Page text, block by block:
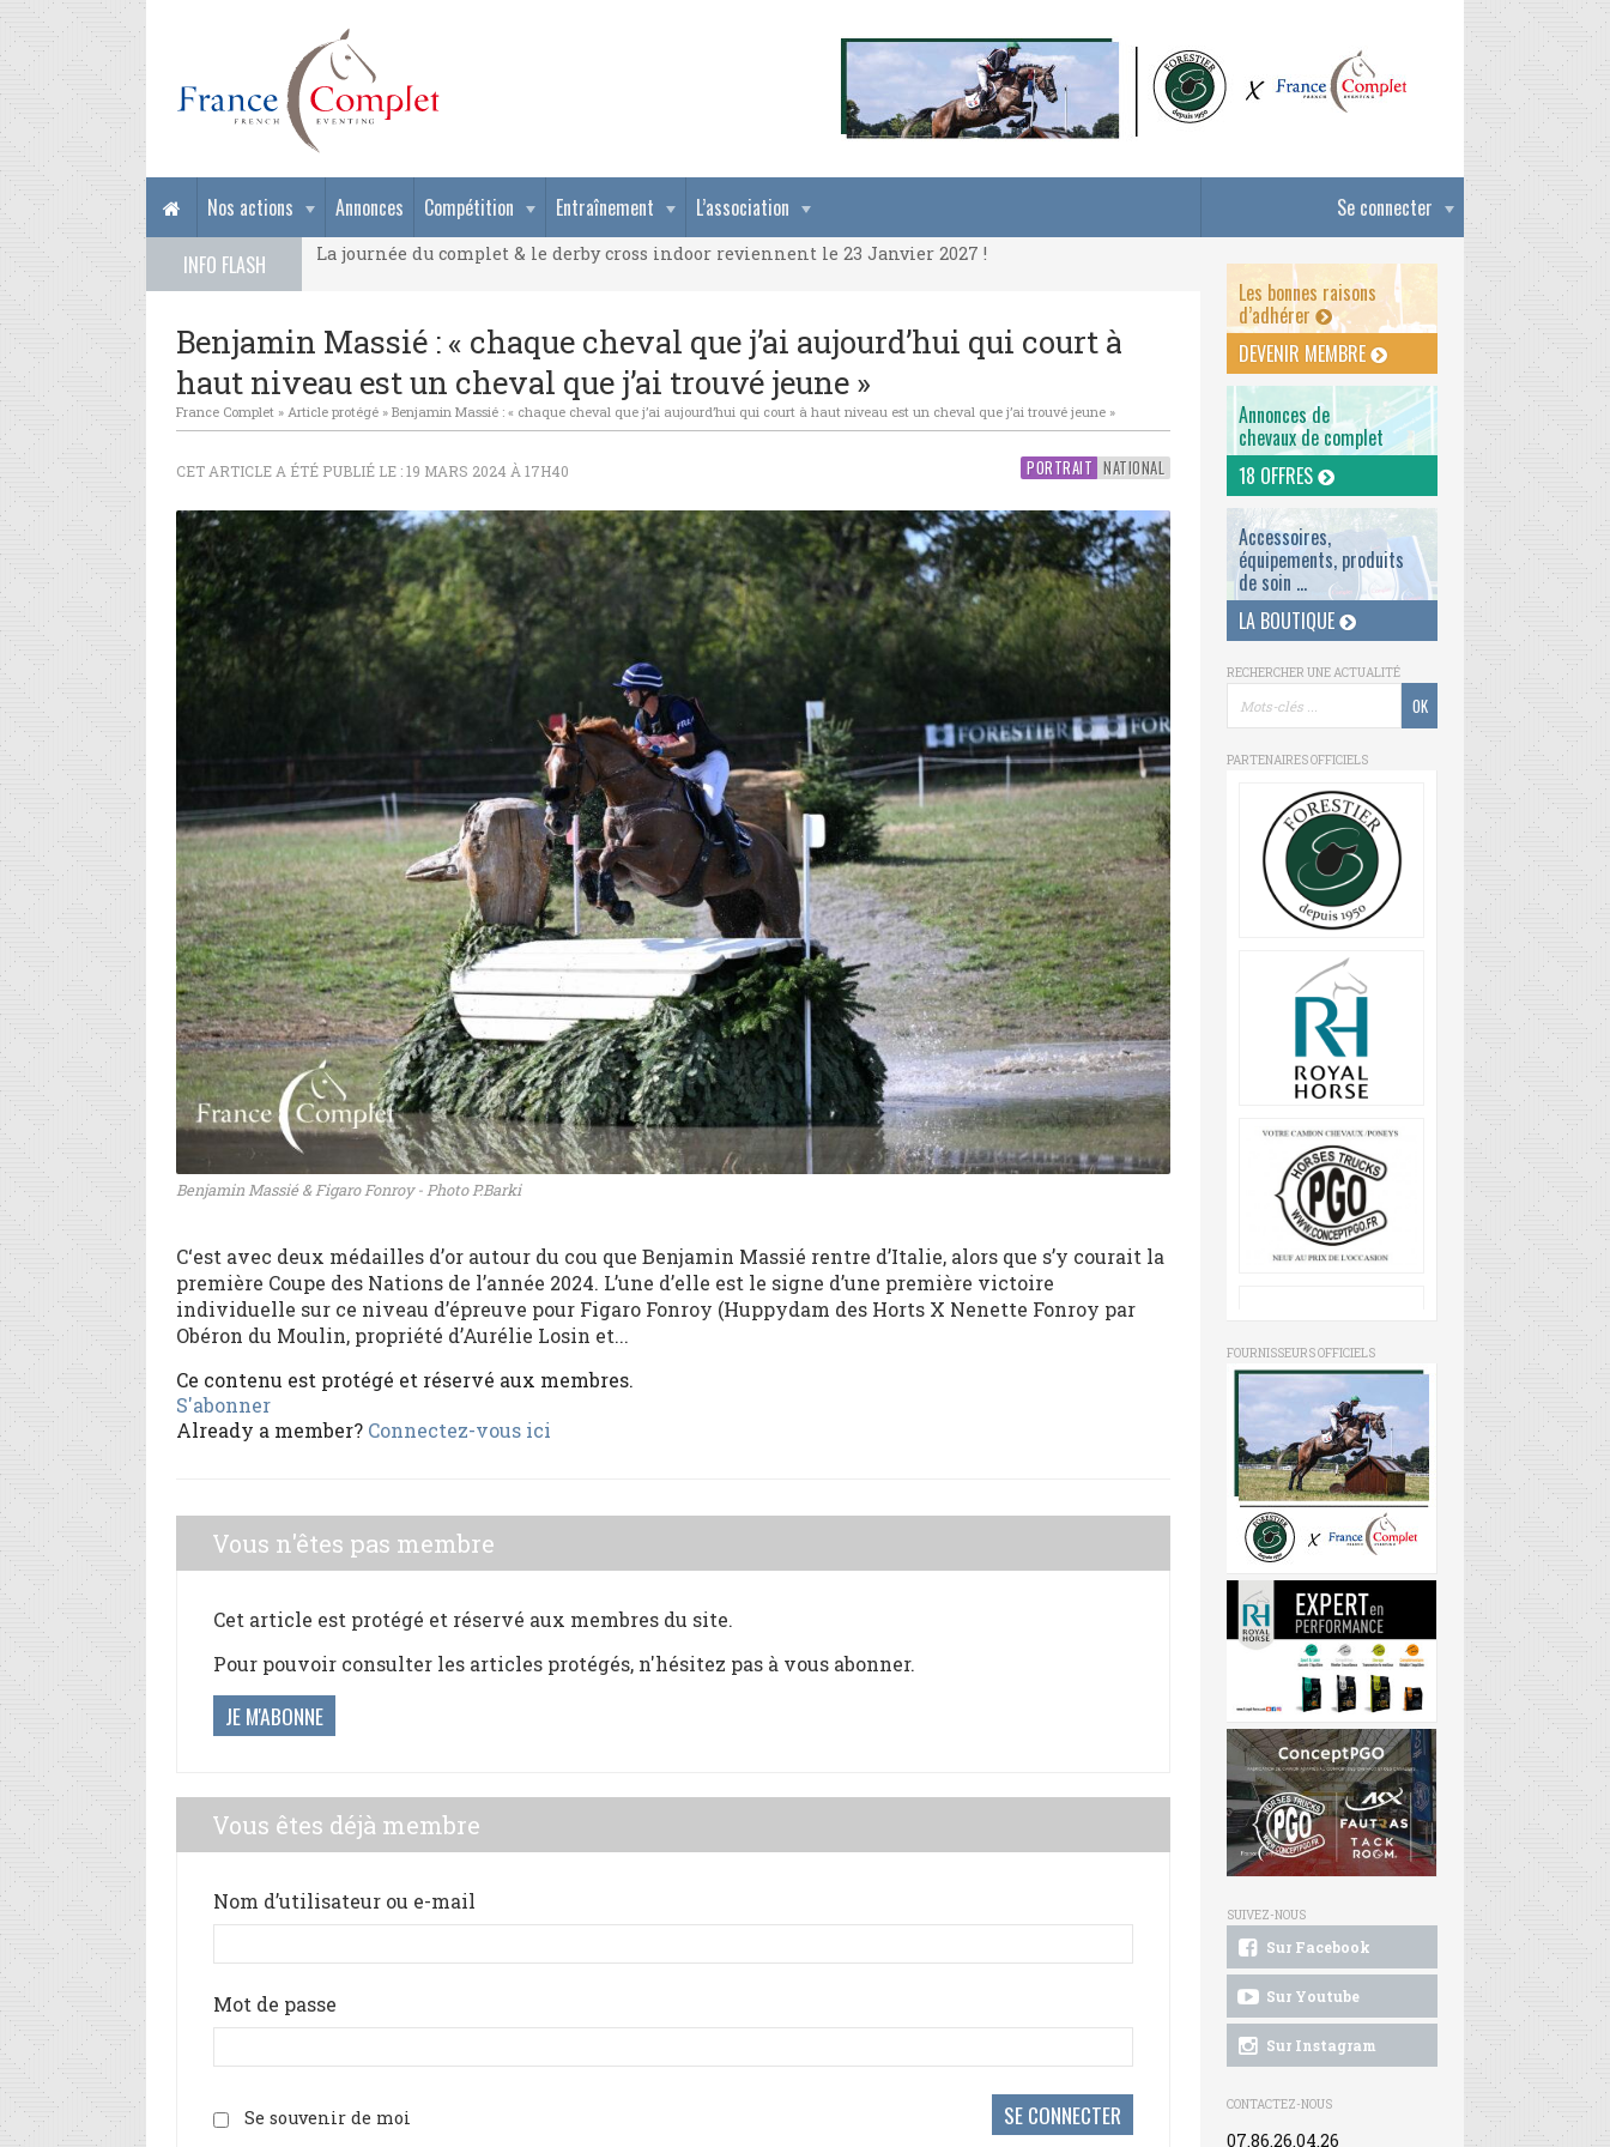
Se connecter
Nos actions Annonces Compétition Entraînement
L’association
INFO FLASH
La journée du complet & le derby cross indoor reviennent le 23 Janvier 2027 !
La journée du complet & le derby cross indoor reviennent le 23 Janvier 2027 !
Benjamin Massié : « chaque cheval que j’ai aujourd’hui qui court à
haut niveau est un cheval que j’ai trouvé jeune »
France Complet » Article protégé » Benjamin Massié : « chaque cheval que j’ai aujourd’hui qui court à haut niveau est un cheval que j’ai trouvé jeune »
PORTRAIT NATIONAL
CET ARTICLE A ÉTÉ PUBLIÉ LE : 19 MARS 2024 À 17H40
Benjamin Massié & Figaro Fonroy - Photo P.Barki
C‘est avec deux médailles d’or autour du cou que Benjamin Massié rentre d’Italie, alors que s’y courait la
première Coupe des Nations de l’année 2024. L’une d’elle est le signe d’une première victoire
individuelle sur ce niveau d’épreuve pour Figaro Fonroy (Huppydam des Horts X Nenette Fonroy par
Obéron du Moulin, propriété d’Aurélie Losin et...
Ce contenu est protégé et réservé aux membres.
S'abonner
Already a member? Connectez-vous ici
Vous n'êtes pas membre
Cet article est protégé et réservé aux membres du site.
Pour pouvoir consulter les articles protégés, n'hésitez pas à vous abonner.
JE M'ABONNE
Vous êtes déjà membre
Nom d’utilisateur ou e-mail
Mot de passe
Se souvenir de moi
Les bonnes raisons
d’adhérer
DEVENIR MEMBRE
Annonces de
chevaux de complet
18 OFFRES
Accessoires,
équipements, produits
de soin ...
LA BOUTIQUE
RECHERCHER UNE ACTUALITÉ
PARTENAIRES OFFICIELS
FOURNISSEURS OFFICIELS
SUIVEZ-NOUS
Sur Facebook
Sur Youtube
Sur Instagram
CONTACTEZ-NOUS
07.86.26.04.26